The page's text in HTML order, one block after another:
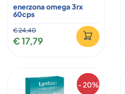
enerzona omega 3rx
60cps
€ 24,40
€ 17,79
- 20%